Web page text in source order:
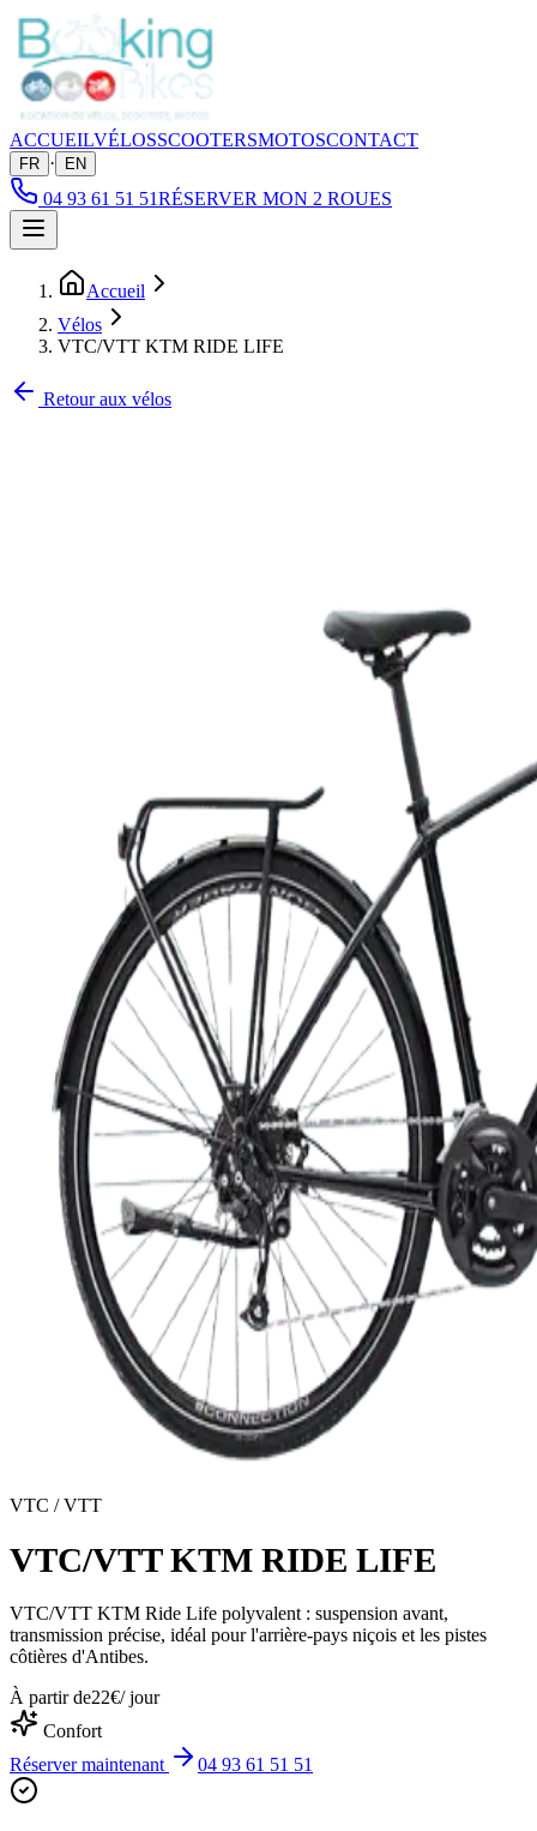
ACCUEILVÉLOSSCOOTERSMOTOSCONTACT
FR · EN
04 93 61 51 51RÉSERVER MON 2 ROUES
Accueil
Vélos
VTC/VTT KTM RIDE LIFE
Retour aux vélos
VTC / VTT
VTC/VTT KTM RIDE LIFE
VTC/VTT KTM Ride Life polyvalent : suspension avant,
transmission précise, idéal pour l'arrière-pays niçois et les pistes
côtières d'Antibes.
À partir de22€/ jour
Confort
Réserver maintenant
04 93 61 51 51